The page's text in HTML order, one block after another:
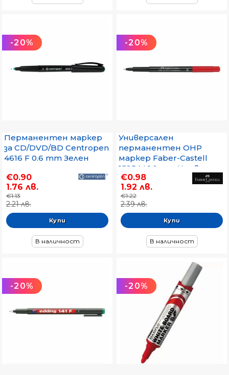
-20%
Перманентен маркер
за CD/DVD/BD Centropen
4616 F 0.6 mm Зелен
€0.90
1.76 лв.
€1.13
2.21 лв.
В наличност
-20%
Универсален
перманентен OHP
маркер Faber-Castell
1525 М 1.0 mm Червен
€0.98
1.92 лв.
€1.22
2.39 лв.
В наличност
-20% -20%